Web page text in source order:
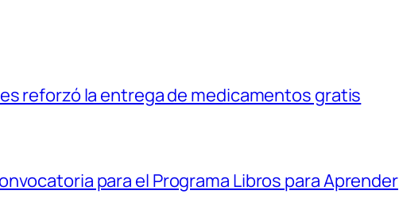
reforzó la entrega de medicamentos gratis
para el Programa Libros para Aprender